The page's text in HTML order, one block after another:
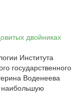
Института
государственного
Воденеева
наибольшую